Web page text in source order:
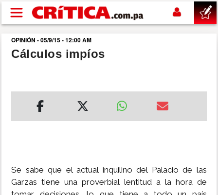
Pasar al contenido principal
buscar
DEPORTES
OPINIÓN - 05/9/15 - 12:00 AM
Cálculos impíos
Se sabe que el actual inquilino del Palacio de las
Garzas tiene una proverbial lentitud a la hora de